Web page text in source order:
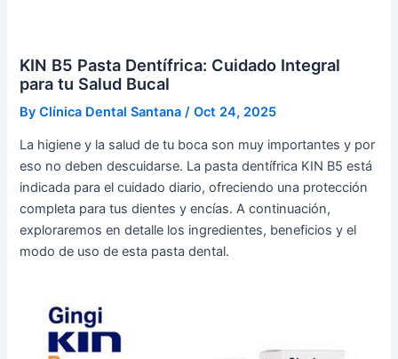
KIN B5 Pasta Dentífrica: Cuidado Integral
para tu Salud Bucal
ByClínica Dental Santana /Oct 24, 2025
La higiene y la salud de tu boca son muy importantes y por
eso no deben descuidarse. La pasta dentífrica KIN B5 está
indicada para el cuidado diario, ofreciendo una protección
completa para tus dientes y encías. A continuación,
exploraremos en detalle los ingredientes, beneficios y el
modo de uso de esta pasta dental.